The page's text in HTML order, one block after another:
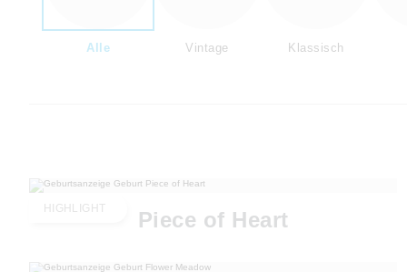
Alle Vintage Klassisch
HIGHLIGHT Piece of Heart